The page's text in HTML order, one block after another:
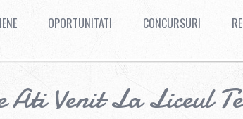
OPORTUNITATI CONCURSURI
Ati Venit La Liceul